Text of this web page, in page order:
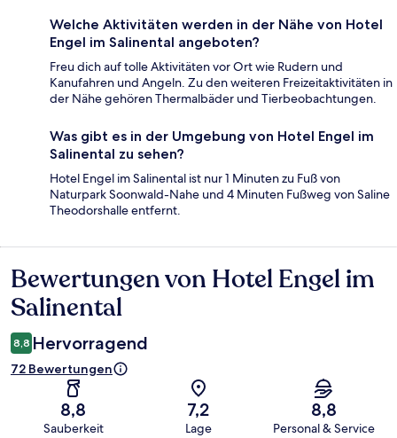
Welche Aktivitäten werden in der Nähe von Hotel
Engel im Salinental angeboten?
Freu dich auf tolle Aktivitäten vor Ort wie Rudern und
Kanufahren und Angeln. Zu den weiteren Freizeitaktivitäten in
der Nähe gehören Thermalbäder und Tierbeobachtungen.
Was gibt es in der Umgebung von Hotel Engel im
Salinental zu sehen?
Hotel Engel im Salinental ist nur 1 Minuten zu Fuß von
Naturpark Soonwald-Nahe und 4 Minuten Fußweg von Saline
Theodorshalle entfernt.
Bewertungen
Bewertungen von Hotel Engel im
Salinental
8,8 Hervorragend
72 Bewertungen
8,8
Sauberkeit
7,2
Lage
8,8
Personal & Service